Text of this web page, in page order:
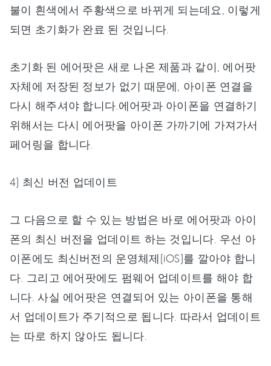
불이 흰색에서 주황색으로 바뀌게 되는데요, 이렇게
되면 초기화가 완료 된 것입니다.
초기화 된 에어팟은 새로 나온 제품과 같이, 에어팟
자체에 저장된 정보가 없기 때문에, 아이폰 연결을
다시 해주셔야 합니다.에어팟과 아이폰을 연결하기
위해서는 다시 에어팟을 아이폰 가까기에 가져가서
페어링을 합니다.
4) 최신 버전 업데이트
그 다음으로 할 수 있는 방법은 바로 에어팟과 아이
폰의 최신 버전을 업데이트 하는 것입니다. 우선 아
이폰에도 최신버전의 운영체제(iOS)를 깔아야 합니
다. 그리고 에어팟에도 펌웨어 업데이트를 해야 합
니다. 사실 에어팟은 연결되어 있는 아이폰을 통해
서 업데이트가 주기적으로 됩니다. 따라서 업데이트
는 따로 하지 않아도 됩니다.